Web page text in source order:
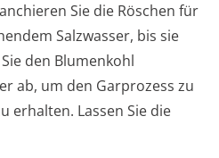
Sie die Röschen für
Salzwasser, bis sie
den Blumenkohl
ab, um den Garprozess zu
erhalten. Lassen Sie die